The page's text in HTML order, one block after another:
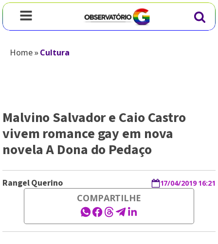
Home»Cultura
Malvino Salvador e Caio Castro
vivem romance gay em nova
novela A Dona do Pedaço
Rangel Querino 17/04/2019 16:21
COMPARTILHE